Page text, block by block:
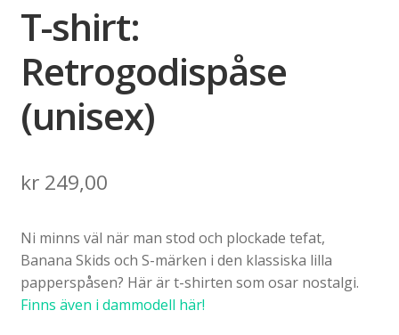
T-shirt:
Retrogodispåse
(unisex)
kr249,00
Ni minns väl när man stod och plockade tefat,
Banana Skids och S-märken i den klassiska lilla
papperspåsen? Här är t-shirten som osar nostalgi.
Finns även i dammodell här!